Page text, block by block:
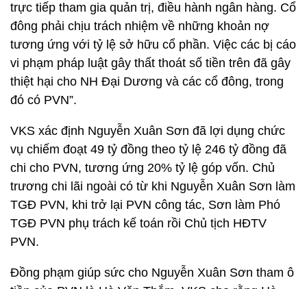
trực tiếp tham gia quản trị, điều hành ngân hàng. Cổ
đông phải chịu trách nhiệm về những khoản nợ
tương ứng với tỷ lệ sở hữu cổ phần. Việc các bị cáo
vi phạm pháp luật gây thất thoát số tiền trên đã gây
thiệt hại cho NH Đại Dương và các cổ đông, trong
đó có PVN”.
VKS xác định Nguyễn Xuân Sơn đã lợi dụng chức
vụ chiếm đoạt 49 tỷ đồng theo tỷ lệ 246 tỷ đồng đã
chi cho PVN, tương ứng 20% tỷ lệ góp vốn. Chủ
trương chi lãi ngoài có từ khi Nguyễn Xuân Sơn làm
TGĐ PVN, khi trở lại PVN công tác, Sơn làm Phó
TGĐ PVN phụ trách kế toán rồi Chủ tịch HĐTV
PVN.
Đồng phạm giúp sức cho Nguyễn Xuân Sơn tham ô